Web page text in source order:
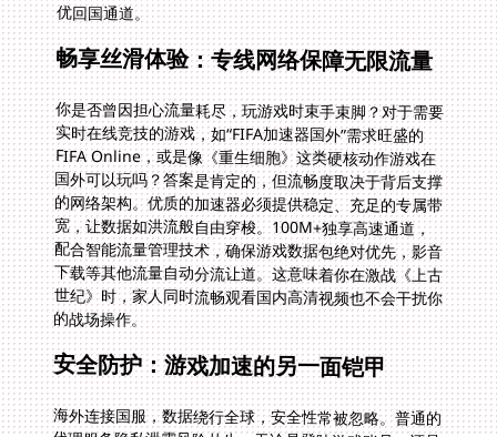
优回国通道。
畅享丝滑体验：专线网络保障无限流量
你是否曾因担心流量耗尽，玩游戏时束手束脚？对于需要
实时在线竞技的游戏，如“FIFA加速器国外”需求旺盛的
FIFA Online，或是像《重生细胞》这类硬核动作游戏在
国外可以玩吗？答案是肯定的，但流畅度取决于背后支撑
的网络架构。优质的加速器必须提供稳定、充足的专属带
宽，让数据如洪流般自由穿梭。100M+独享高速通道，
配合智能流量管理技术，确保游戏数据包绝对优先，影音
下载等其他流量自动分流让道。这意味着你在激战《上古
世纪》时，家人同时流畅观看国内高清视频也不会干扰你
的战场操作。
安全防护：游戏加速的另一面铠甲
海外连接国服，数据绕行全球，安全性常被忽略。普通的
代理服务隐私泄露风险丛生。无论是登陆游戏账号，还是
进行虚拟交易，数据如同在互联网上“裸奔”。想象一下，
在你为《多可比》中收集稀有精灵而兴奋时，账号密码却
在传输途中被截获，何等扫兴。因此，加速器的另一项核
心使命，是为每一比特游戏数据穿上“隐形斗篷”。采用银
行级别的传输加密协议，建立专有加密隧道，让黑客窥探
无从下手，账号资产安全无虞。这在面对国服特有的支付